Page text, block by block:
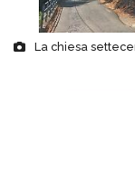
La chiesa